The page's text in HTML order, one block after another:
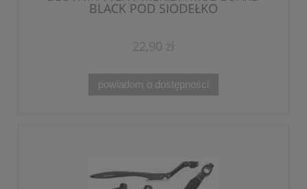
BLACK POD SIODEŁKO
22,90 zł
powiadom o dostępności